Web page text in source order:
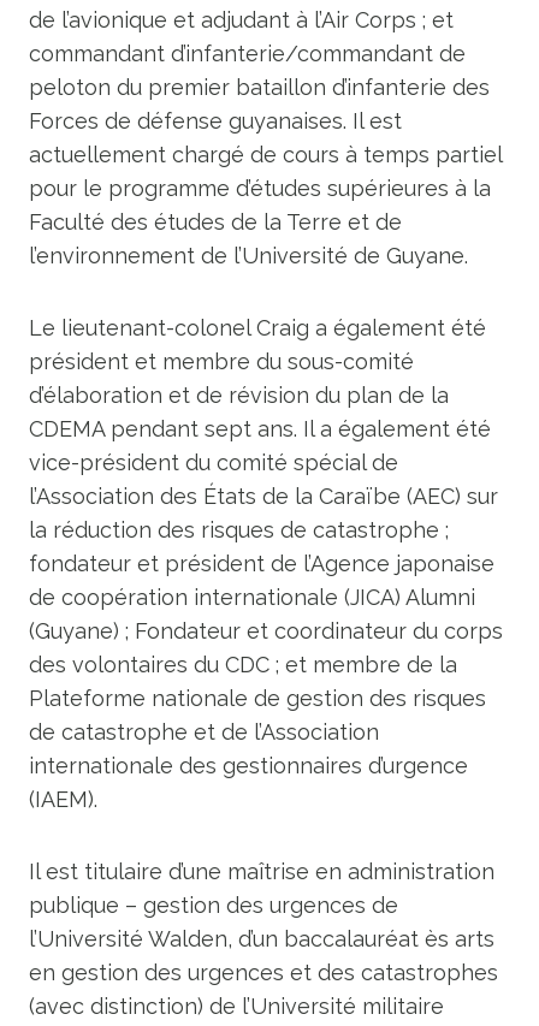
de l’avionique et adjudant à l’Air Corps ; et
commandant d’infanterie/commandant de
peloton du premier bataillon d’infanterie des
Forces de défense guyanaises. Il est
actuellement chargé de cours à temps partiel
pour le programme d’études supérieures à la
Faculté des études de la Terre et de
l’environnement de l’Université de Guyane.
Le lieutenant-colonel Craig a également été
président et membre du sous-comité
d’élaboration et de révision du plan de la
CDEMA pendant sept ans. Il a également été
vice-président du comité spécial de
l’Association des États de la Caraïbe (AEC) sur
la réduction des risques de catastrophe ;
fondateur et président de l’Agence japonaise
de coopération internationale (JICA) Alumni
(Guyane) ; Fondateur et coordinateur du corps
des volontaires du CDC ; et membre de la
Plateforme nationale de gestion des risques
de catastrophe et de l’Association
internationale des gestionnaires d’urgence
(IAEM).
Il est titulaire d’une maîtrise en administration
publique – gestion des urgences de
l’Université Walden, d’un baccalauréat ès arts
en gestion des urgences et des catastrophes
(avec distinction) de l’Université militaire